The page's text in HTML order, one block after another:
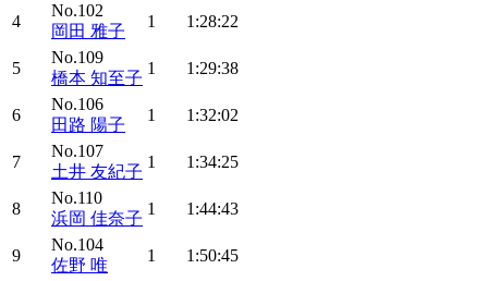
4
No.102
岡田 雅子
1 1:28:22
5
No.109
橋本 知至子
1 1:29:38
6
No.106
田路 陽子
1 1:32:02
7
No.107
土井 友紀子
1 1:34:25
8
No.110
浜岡 佳奈子
1 1:44:43
9
No.104
佐野 唯
1 1:50:45